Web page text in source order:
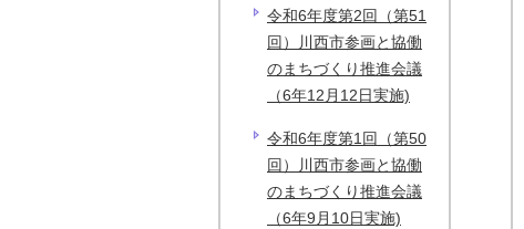
令和6年度第2回（第51
回）川西市参画と協働
のまちづくり推進会議
（6年12月12日実施)
令和6年度第1回（第50
回）川西市参画と協働
のまちづくり推進会議
（6年9月10日実施)